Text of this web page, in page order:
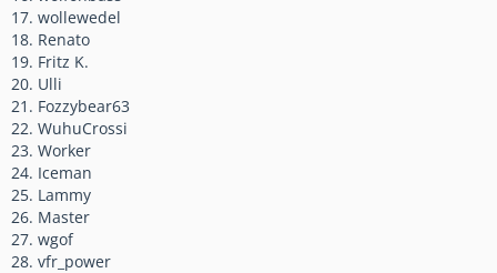
17. wollewedel
18. Renato
19. Fritz K.
20. Ulli
21. Fozzybear63
22. WuhuCrossi
23. Worker
24. Iceman
25. Lammy
26. Master
27. wgof
28. vfr_power